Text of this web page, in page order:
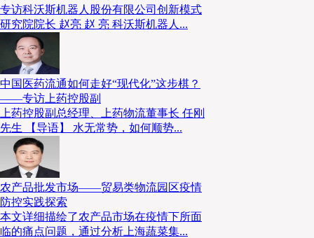
专访科沃斯机器人股份有限公司创新模式
研究院院长 赵亮 赵 亮 科沃斯机器人...
中国医药流通如何走好“现代化”这步棋？
——专访上药控股副
上药控股副总经理、上药物流董事长 任刚
先生 【导语】 水无常势，如何顺势...
农产品批发市场——贸易类物流园区疫情
防控实践探索
本文详细描绘了农产品市场在疫情下所面
临的痛点问题，通过分析上海蔬菜集...